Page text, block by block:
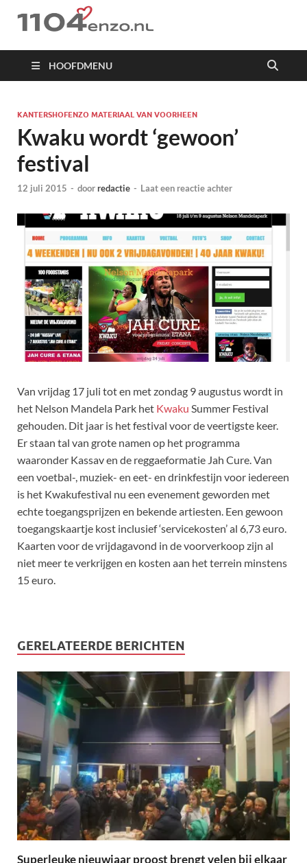
1104 en zo
HOOFDMENU
KANTERSHOFENZO MATERIAAL VAN VOORHEEN
Kwaku wordt ‘gewoon’
festival
12 juli 2015 - doorredactie - Laat een reactie achter
Van vrijdag 17 juli tot en met zondag 9 augustus wordt in
het Nelson Mandela Park het Kwaku Summer Festival
gehouden. Dit jaar is het festival voor de veertigste keer.
Er staan tal van grote namen op het programma
waaronder Kassav en de reggaeformatie Jah Cure. Van
een voetbal-, muziek- en eet- en drinkfestijn voor iedereen
is het Kwakufestival nu een evenement geworden met
echte toegangsprijzen en bekende artiesten. Een gewoon
toegangskaartje kost inclusief ‘servicekosten’ al 6,73 euro.
Kaarten voor de vrijdagavond in de voorverkoop zijn al
niet meer te verkrijgen en kosten aan het terrein minstens
15 euro.
GERELATEERDE BERICHTEN
Superleuke nieuwjaar proost brengt velen bij elkaar